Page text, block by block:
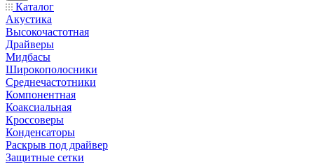
Каталог
Акустика
Высокочастотная
Драйверы
Мидбасы
Широкополосники
Среднечастотники
Компонентная
Коаксиальная
Кроссоверы
Конденсаторы
Раскрыв под драйвер
Защитные сетки